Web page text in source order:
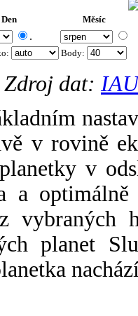
Den Měsíc
.
Body:
Zdroj dat:
v rovině
v
a
vybraných
planet